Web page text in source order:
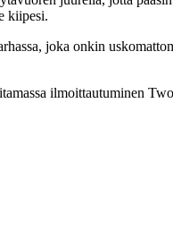
kiipesi.
joka onkin
ilmoittautuminen